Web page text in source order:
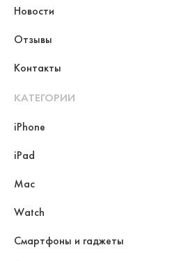
Новости
Отзывы
Контакты
КАТЕГОРИИ
iPhone
iPad
Mac
Watch
Смартфоны и гаджеты